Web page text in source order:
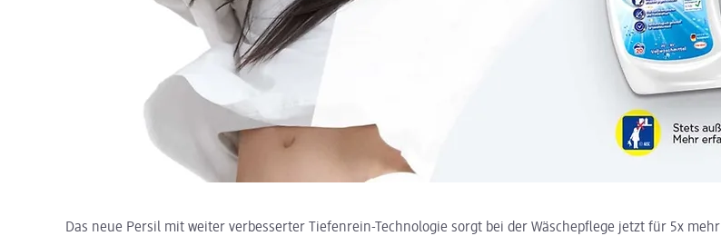
Das neue Persil mit weiter verbesserter Tiefenrein-Technologie sorgt bei der Wäschepflege jetzt für 5x mehr